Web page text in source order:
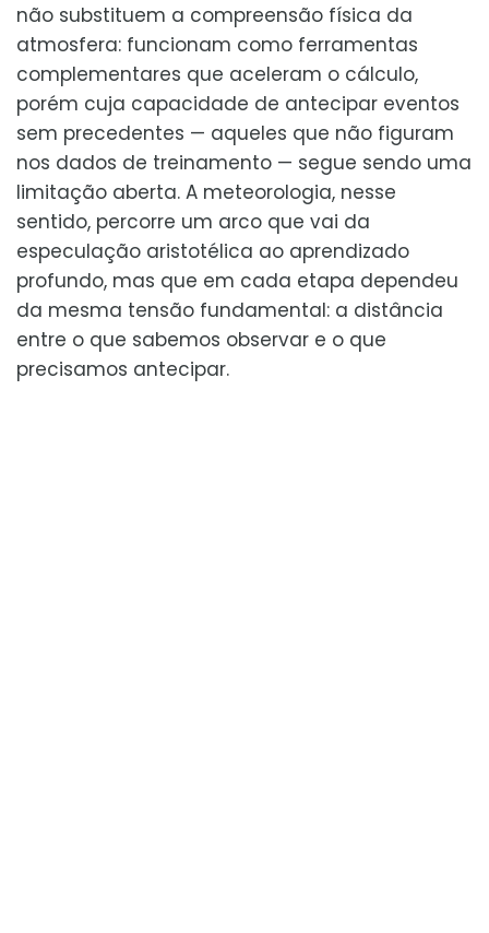
não substituem a compreensão física da
atmosfera: funcionam como ferramentas
complementares que aceleram o cálculo,
porém cuja capacidade de antecipar eventos
sem precedentes — aqueles que não figuram
nos dados de treinamento — segue sendo uma
limitação aberta. A meteorologia, nesse
sentido, percorre um arco que vai da
especulação aristotélica ao aprendizado
profundo, mas que em cada etapa dependeu
da mesma tensão fundamental: a distância
entre o que sabemos observar e o que
precisamos antecipar.